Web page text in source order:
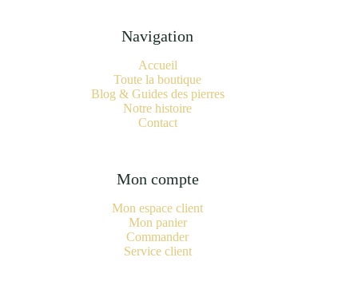
Navigation
Accueil
Toute la boutique
Blog & Guides des pierres
Notre histoire
Contact
Mon compte
Mon espace client
Mon panier
Commander
Service client